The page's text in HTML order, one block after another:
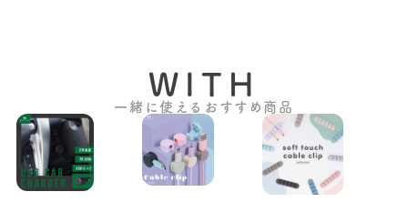
WITH
一緒に使えるおすすめ商品